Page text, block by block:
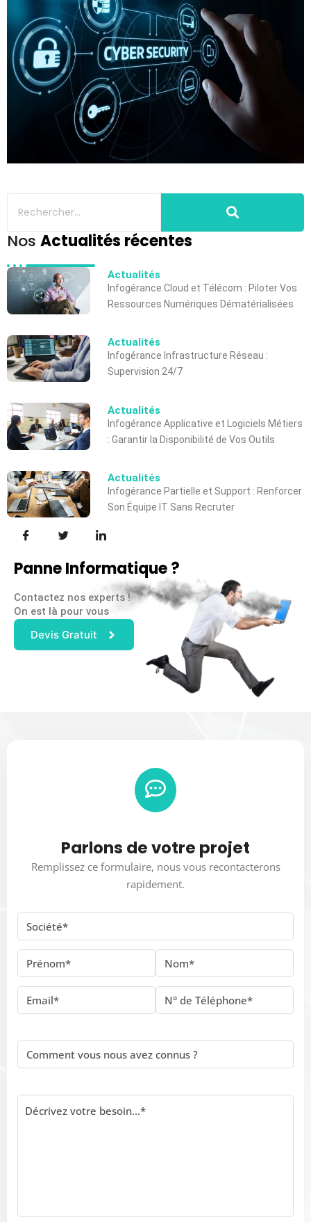
Nos Actualités récentes
Actualités
Infogérance Cloud et Télécom : Piloter Vos
Ressources Numériques Dématérialisées
Actualités
Infogérance Infrastructure Réseau :
Supervision 24/7
Actualités
Infogérance Applicative et Logiciels Métiers
: Garantir la Disponibilité de Vos Outils
Actualités
Infogérance Partielle et Support : Renforcer
Son Équipe IT Sans Recruter
Panne Informatique ?
Contactez nos experts !
On est là pour vous
Devis Gratuit
Parlons de votre projet
Remplissez ce formulaire, nous vous recontacterons
rapidement.